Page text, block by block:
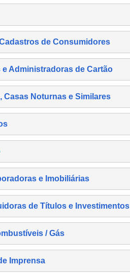
de Consumidores
Administradoras de Cartão
Casas Noturnas e Similares
e Imobiliárias
de Títulos e Investimentos
/ Gás
Imprensa